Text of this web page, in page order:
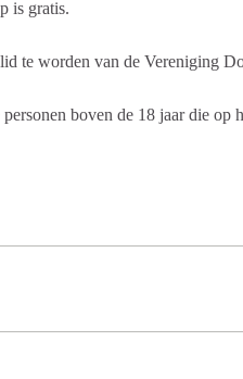
is gratis.
te worden van de Vereniging
boven de 18 jaar die